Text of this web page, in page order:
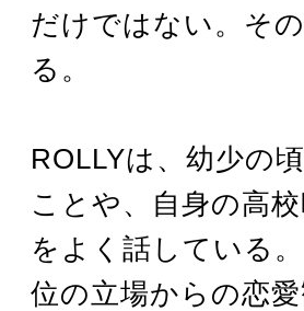
だけではない。そ
る。
ROLLYは、幼少の
ことや、自身の高
をよく話している
位の立場からの恋